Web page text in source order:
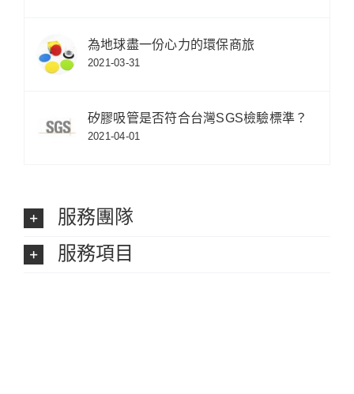
為地球盡一份心力的環保商旅
2021-03-31
矽膠吸管是否符合台灣SGS檢驗標準？
2021-04-01
服務團隊
服務項目